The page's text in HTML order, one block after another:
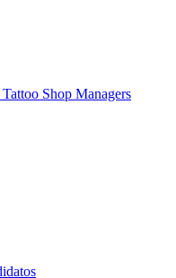
Shop Managers